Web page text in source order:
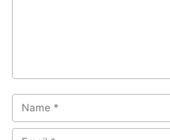
Name
Email